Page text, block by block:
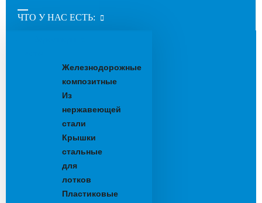
ЧТО У НАС ЕСТЬ:
Железнодорожные
композитные
Из
нержавеющей
стали
Крышки
стальные
для
лотков
Пластиковые